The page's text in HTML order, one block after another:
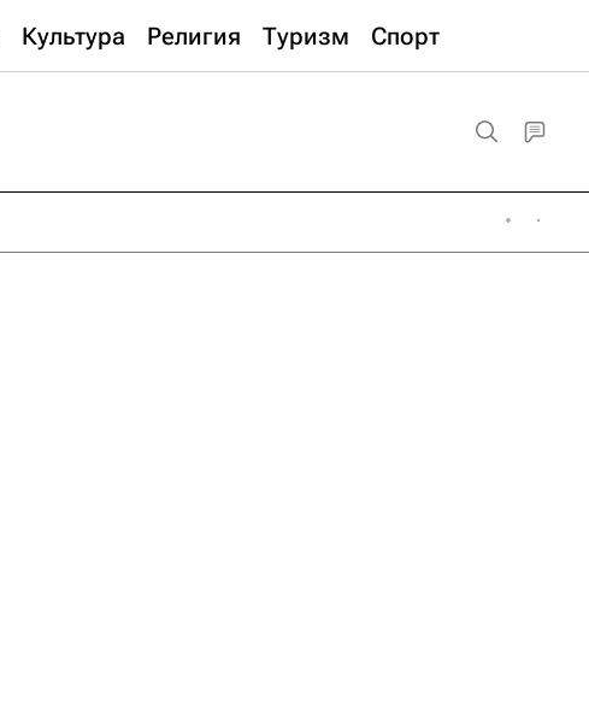
Культура Религия Туризм Спорт